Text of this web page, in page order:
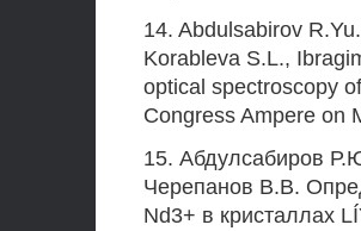
14. Abdulsabirov
Korableva S.L.,
optical spectroscopy
Congress Ampere on
15. Абдулсабиров
Черепанов В.В.
Nd3+ в кристаллах